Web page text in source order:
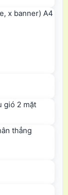
x banner) A4
gió 2 mặt
thẳng